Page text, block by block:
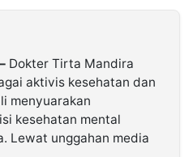
Dokter Tirta Mandira
aktivis kesehatan dan
menyuarakan
kesehatan mental
Lewat unggahan media